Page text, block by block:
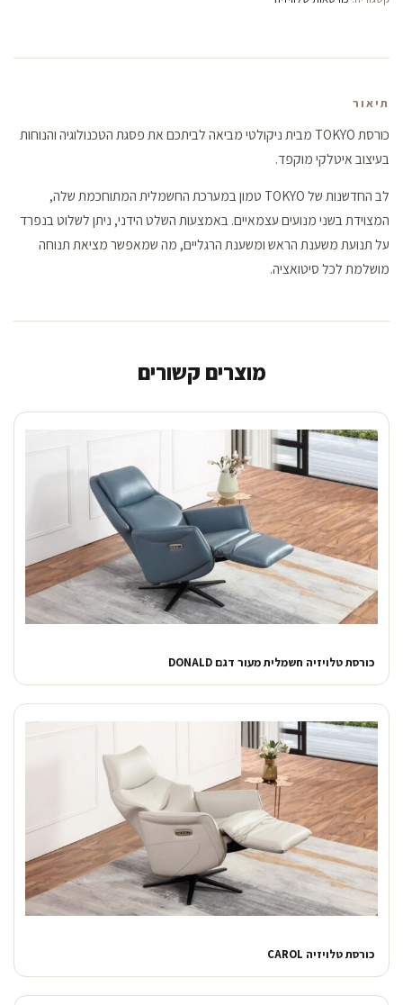
תיאור
כורסת TOKYO מבית ניקולטי מביאה לביתכם את פסגת הטכנולוגיה והנוחות
בעיצוב איטלקי מוקפד.
לב החדשנות של TOKYO טמון במערכת החשמלית המתוחכמת שלה,
המצוידת בשני מנועים עצמאיים. באמצעות השלט הידני, ניתן לשלוט בנפרד
על תנועת משענת הראש ומשענת הרגליים, מה שמאפשר מציאת תנוחה
מושלמת לכל סיטואציה.
מוצרים קשורים
כורסת טלויזיה חשמלית מעור דגם DONALD
כורסת טלויזיה CAROL